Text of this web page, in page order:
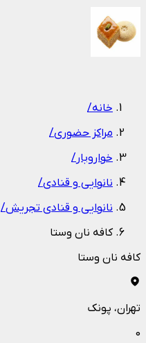
خانه/
مراکز حضوری/
خواروبار/
نانوایی و قنادی/
نانوایی و قنادی تجریش/
کافه نان وستا
کافه نان وستا
تهران، پونک
0